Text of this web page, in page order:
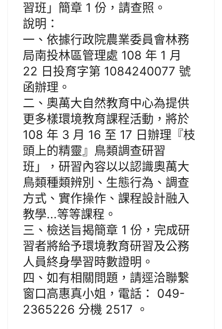
習班」簡章 1 份，請查照。
說明：
一、依據行政院農業委員會林務
局南投林區管理處 108 年 1 月
22 日投育字第 1084240077 號
函辦理。
二、奧萬大自然教育中心為提供
更多樣環境教育課程活動，將於
108 年 3 月 16 至 17 日辦理『枝
頭上的精靈』鳥類調查研習
班」，研習內容以以認識奧萬大
鳥類種類辨別、生態行為、調查
方式、實作操作、課程設計融入
教學...等等課程。
三、檢送旨揭簡章 1 份，完成研
習者將給予環境教育研習及公務
人員終身學習時數證明。
四、如有相關問題，請逕洽聯繫
窗口高惠真小姐，電話： 049-
2365226 分機 2517 。